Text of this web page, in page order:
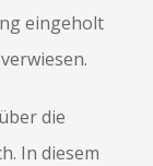
eingeholt
die
In diesem